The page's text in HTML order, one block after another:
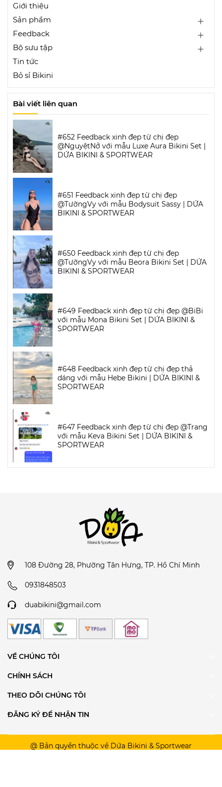
Giới thiệu
Sản phẩm
Feedback
Bộ sưu tập
Tin tức
Bỏ sỉ Bikini
Bài viết liên quan
#652 Feedback xinh đẹp từ chị đẹp
@NguyệtNở với mẫu Luxe Aura Bikini Set |
DỨA BIKINI & SPORTWEAR
#651 Feedback xinh đẹp từ chị đẹp
@TườngVy với mẫu Bodysuit Sassy | DỨA
BIKINI & SPORTWEAR
#650 Feedback xinh đẹp từ chị đẹp
@TườngVy với mẫu Beora Bikini Set | DỨA
BIKINI & SPORTWEAR
#649 Feedback xinh đẹp từ chị đẹp @BiBi
với mẫu Mona Bikini Set | DỨA BIKINI &
SPORTWEAR
#648 Feedback xinh đẹp từ chị đẹp thả
dáng với mẫu Hebe Bikini | DỨA BIKINI &
SPORTWEAR
#647 Feedback xinh đẹp từ chị đẹp @Trang
với mẫu Keva Bikini Set | DỨA BIKINI &
SPORTWEAR
108 Đường 28, Phường Tân Hưng, TP. Hồ Chí Minh
0931848503
duabikini@gmail.com
VỀ CHÚNG TÔI
CHÍNH SÁCH
THEO DÕI CHÚNG TÔI
ĐĂNG KÝ ĐỂ NHẬN TIN
@ Bản quyền thuộc về Dứa Bikini & Sportwear